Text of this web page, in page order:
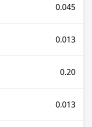
0.045
0.013
0.20
0.013